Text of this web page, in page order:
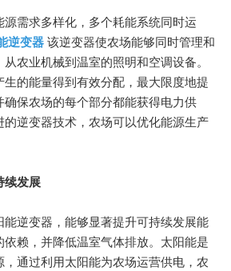
需求多样化，多个耗能系统同时运
逆变器 该逆变器使农场能够同时管理和
农业机械到温室的照明和空调设备。
的能量得到有效分配，最大限度地提
保农场的每个部分都能获得电力供
的逆变器技术，农场可以优化能源生产
续发展
逆变器，能够显著提升可持续发展能
赖，并降低温室气体排放。太阳能是
通过利用太阳能为农场运营供电，农